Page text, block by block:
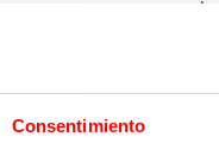
Consentimiento
el doblado se produce
el eje del perfil pierde